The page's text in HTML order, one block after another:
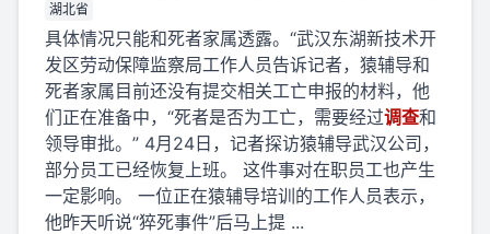
湖北省
具体情况只能和死者家属透露。“武汉东湖新技术开
发区劳动保障监察局工作人员告诉记者，猿辅导和
死者家属目前还没有提交相关工亡申报的材料，他
们正在准备中，“死者是否为工亡，需要经过调查和
领导审批。” 4月24日，记者探访猿辅导武汉公司，
部分员工已经恢复上班。 这件事对在职员工也产生
一定影响。 一位正在猿辅导培训的工作人员表示，
他昨天听说“猝死事件”后马上提 ...